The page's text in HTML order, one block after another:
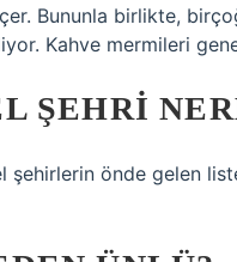
Bununla birlikte,
Kahve mermileri
ŞEHRI
şehirlerin önde gelen